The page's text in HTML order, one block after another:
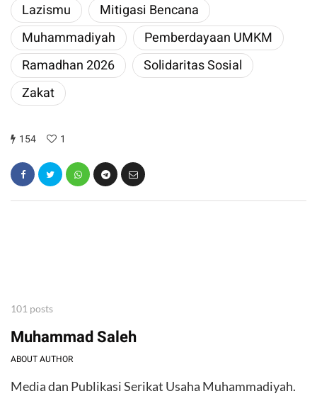
Lazismu
Mitigasi Bencana
Muhammadiyah
Pemberdayaan UMKM
Ramadhan 2026
Solidaritas Sosial
Zakat
154 1
101 posts
Muhammad Saleh
ABOUT AUTHOR
Media dan Publikasi Serikat Usaha Muhammadiyah.